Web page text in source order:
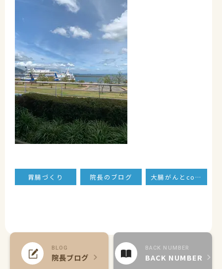
胃腸づくり 院長のブログ 大腸がんとcommunicateする!
BLOG
院長ブログ
BACK NUMBER
BACK NUMBER